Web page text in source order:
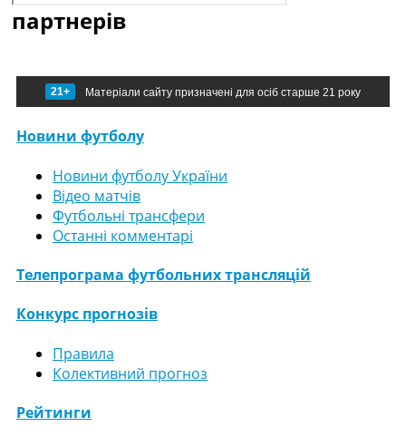
партнерів
21+ Матеріали сайту призначені для осіб старше 21 року
Новини футболу
Новини футболу України
Відео матчів
Футбольні трансфери
Останні комментарі
Телепрограма футбольних трансляцій
Конкурс прогнозів
Правила
Колективний прогноз
Рейтинги